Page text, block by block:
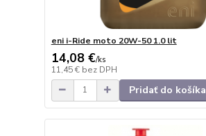
eni i-Ride moto 20W-50 1.0 lit
14,08 €/ks
11,45 € bez DPH
Pridať do košíka